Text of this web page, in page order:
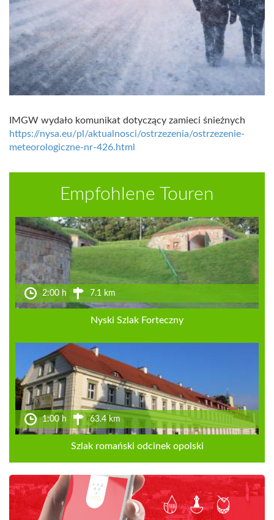
IMGW wydało komunikat dotyczący zamieci śnieżnych
https://nysa.eu/pl/aktualnosci/ostrzezenia/ostrzezenie-
meteorologiczne-nr-426.html
Empfohlene Touren
2:00 h 7.1 km
Nyski Szlak Forteczny
1:00 h 63.4 km
Szlak romański odcinek opolski